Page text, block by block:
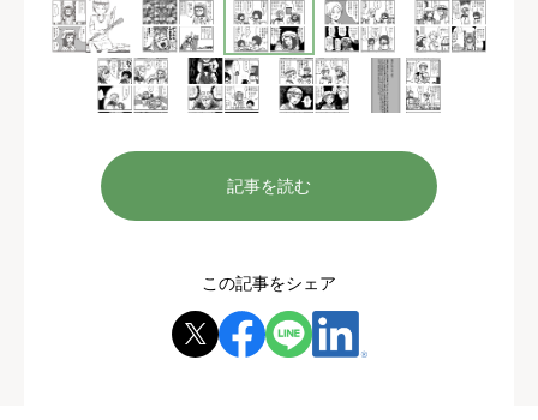
記事を読む
この記事をシェア